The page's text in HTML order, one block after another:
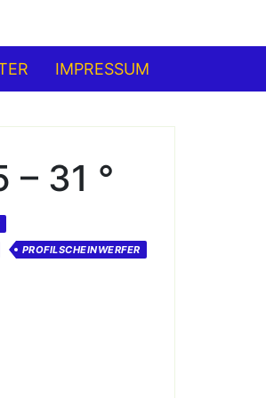
IMPRESSUM
– 31 °
PROFILSCHEINWERFER